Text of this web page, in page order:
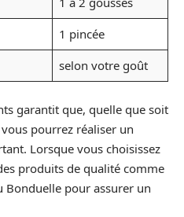
1 pincée
selon votre goût
garantit que, quelle que soit
pourrez réaliser un
Lorsque vous choisissez
produits de qualité comme
Bonduelle pour assurer un